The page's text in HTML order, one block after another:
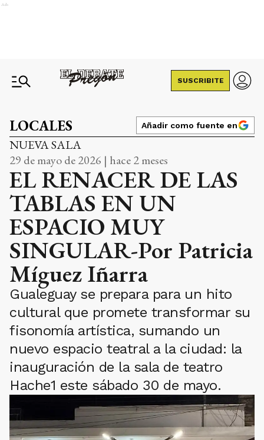
Ads
SUSCRIBITE
LOCALES Añadir como fuente en
NUEVA SALA
29 de mayo de 2026 | hace 2 meses
EL RENACER DE LAS
TABLAS EN UN
ESPACIO MUY
SINGULAR-Por Patricia
Míguez Iñarra
Gualeguay se prepara para un hito
cultural que promete transformar su
fisonomía artística, sumando un
nuevo espacio teatral a la ciudad: la
inauguración de la sala de teatro
Hache1 este sábado 30 de mayo.